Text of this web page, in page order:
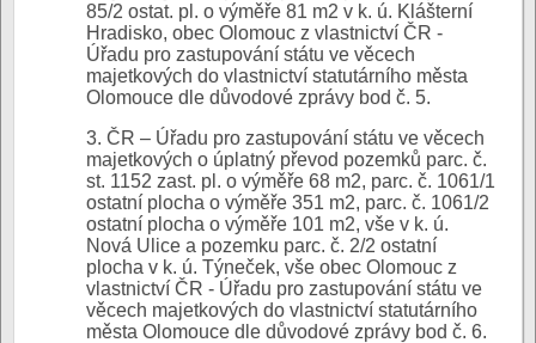
85/2 ostat. pl. o výměře 81 m2 v k. ú. Klášterní
Hradisko, obec Olomouc z vlastnictví ČR -
Úřadu pro zastupování státu ve věcech
majetkových do vlastnictví statutárního města
Olomouce dle důvodové zprávy bod č. 5.
3. ČR – Úřadu pro zastupování státu ve věcech
majetkových o úplatný převod pozemků parc. č.
st. 1152 zast. pl. o výměře 68 m2, parc. č. 1061/1
ostatní plocha o výměře 351 m2, parc. č. 1061/2
ostatní plocha o výměře 101 m2, vše v k. ú.
Nová Ulice a pozemku parc. č. 2/2 ostatní
plocha v k. ú. Týneček, vše obec Olomouc z
vlastnictví ČR - Úřadu pro zastupování státu ve
věcech majetkových do vlastnictví statutárního
města Olomouce dle důvodové zprávy bod č. 6.